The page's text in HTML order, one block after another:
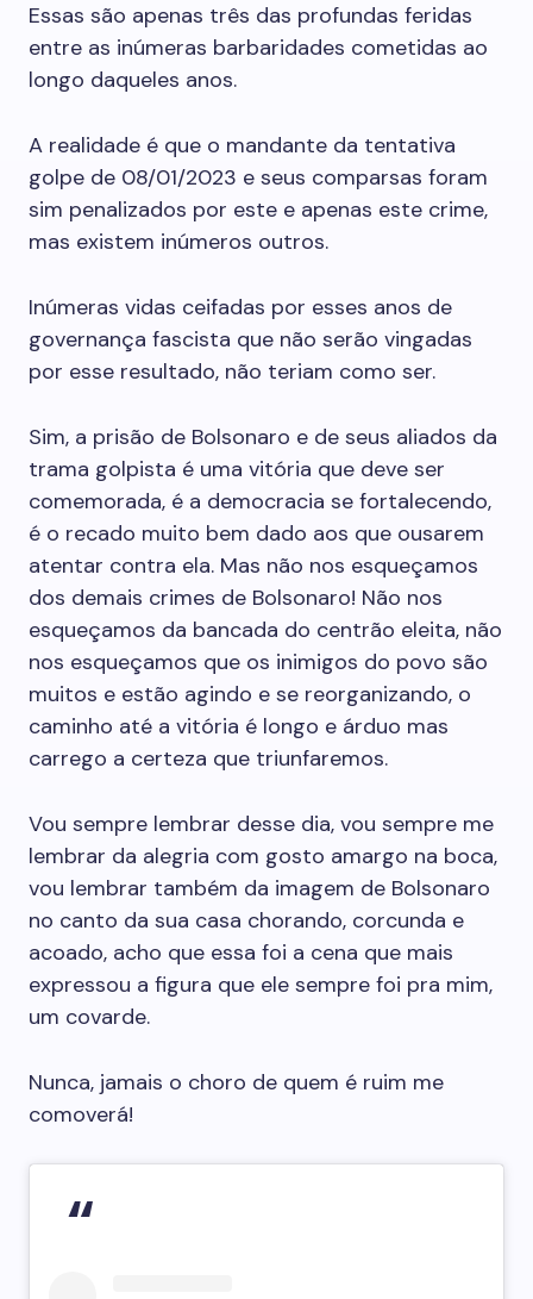
Essas são apenas três das profundas feridas
entre as inúmeras barbaridades cometidas ao
longo daqueles anos.
A realidade é que o mandante da tentativa
golpe de 08/01/2023 e seus comparsas foram
sim penalizados por este e apenas este crime,
mas existem inúmeros outros.
Inúmeras vidas ceifadas por esses anos de
governança fascista que não serão vingadas
por esse resultado, não teriam como ser.
Sim, a prisão de Bolsonaro e de seus aliados da
trama golpista é uma vitória que deve ser
comemorada, é a democracia se fortalecendo,
é o recado muito bem dado aos que ousarem
atentar contra ela. Mas não nos esqueçamos
dos demais crimes de Bolsonaro! Não nos
esqueçamos da bancada do centrão eleita, não
nos esqueçamos que os inimigos do povo são
muitos e estão agindo e se reorganizando, o
caminho até a vitória é longo e árduo mas
carrego a certeza que triunfaremos.
Vou sempre lembrar desse dia, vou sempre me
lembrar da alegria com gosto amargo na boca,
vou lembrar também da imagem de Bolsonaro
no canto da sua casa chorando, corcunda e
acoado, acho que essa foi a cena que mais
expressou a figura que ele sempre foi pra mim,
um covarde.
Nunca, jamais o choro de quem é ruim me
comoverá!